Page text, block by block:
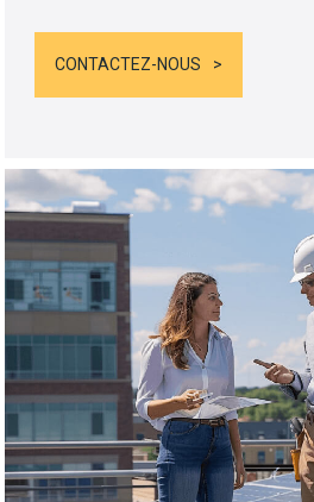
CONTACTEZ-NOUS